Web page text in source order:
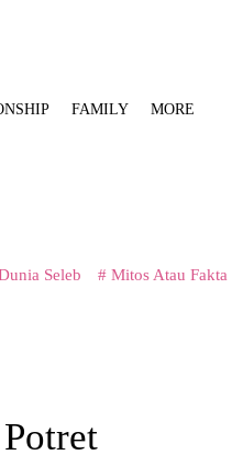
FAMILY MORE
Seleb # Mitos Atau Fakta